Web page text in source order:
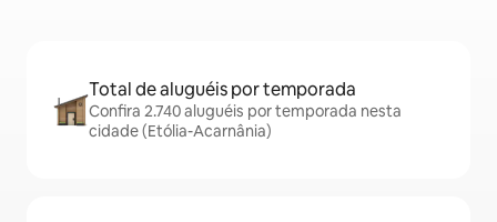
Total de aluguéis por temporada
Confira 2.740 aluguéis por temporada nesta
cidade (Etólia-Acarnânia)